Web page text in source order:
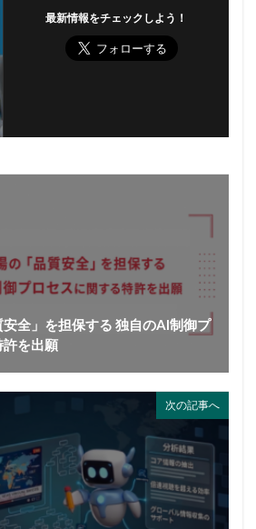
最新情報をチェックしよう！
全」を担保する 独自のAI制御プ
許を出願
次の記事へ